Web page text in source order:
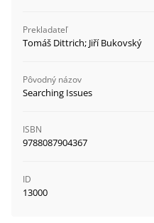
Prekladateľ
Tomáš Dittrich; Jiří Bukovský
Pôvodný názov
Searching Issues
ISBN
9788087904367
ID
13000